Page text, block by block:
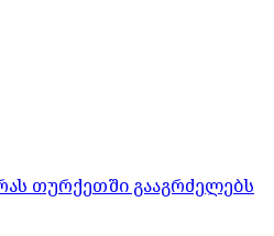
თურქეთში გააგრძელებს